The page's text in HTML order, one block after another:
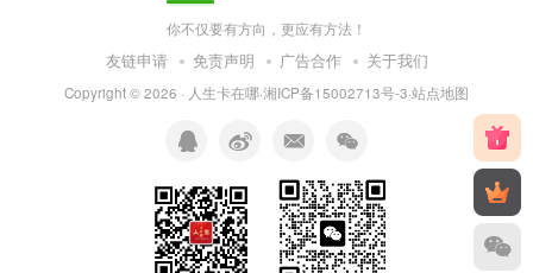
你不仅要有方向，更应有方法！
友链申请 免责声明 广告合作 关于我们
Copyright © 2026 · 人生卡在哪·湘ICP备15002713号-3·站点地图